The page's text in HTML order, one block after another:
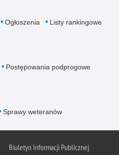
Ogłoszenia
Listy rankingowe
Postępowania podprogowe
Sprawy weteranów
Biuletyn Informacji Publicznej